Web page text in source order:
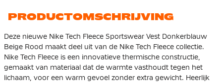
PRODUCTOMSCHRIJVING
Deze nieuwe Nike Tech Fleece Sportswear Vest Donkerblauw
Beige Rood maakt deel uit van de Nike Tech Fleece collectie.
Nike Tech Fleece is een innovatieve thermische constructie,
gemaakt van materiaal dat de warmte vasthoudt tegen het
lichaam, voor een warm gevoel zonder extra gewicht. Heerlijk